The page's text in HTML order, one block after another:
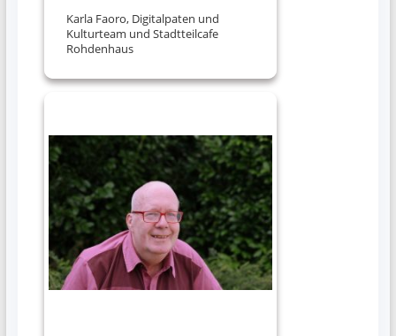
Karla Faoro, Digitalpaten und
Kulturteam und Stadtteilcafe
Rohdenhaus